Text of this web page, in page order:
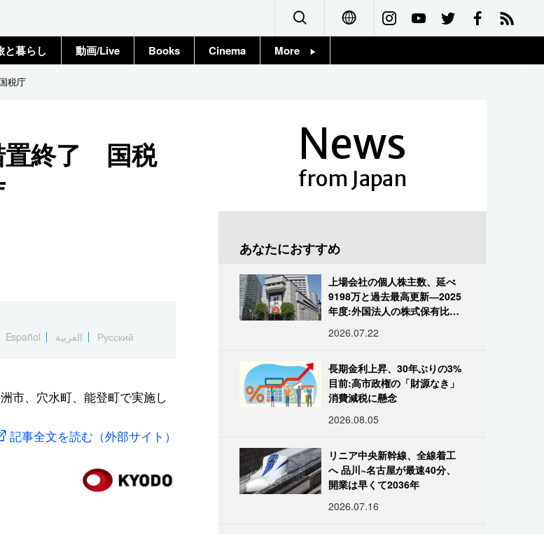
Français
と暮らし 動画/Live Books Cinema More
税庁
置終了 国税
Español العربية Русский
市、穴水町、能登町で実施し
記事全文を読む（外部サイト）
News
from Japan
あなたにおすすめ
上場会社の個人株主数、延べ
9198万と過去最高更新―2025
年度:外国法人の株式保有比率
2026.07.22
長期金利上昇、30年ぶりの3%
目前:高市政権の「財源なき」
消費減税に懸念
2026.08.05
リニア中央新幹線、全線着工
へ 品川~名古屋が最速40分、
開業は早くて2036年
2026.07.16